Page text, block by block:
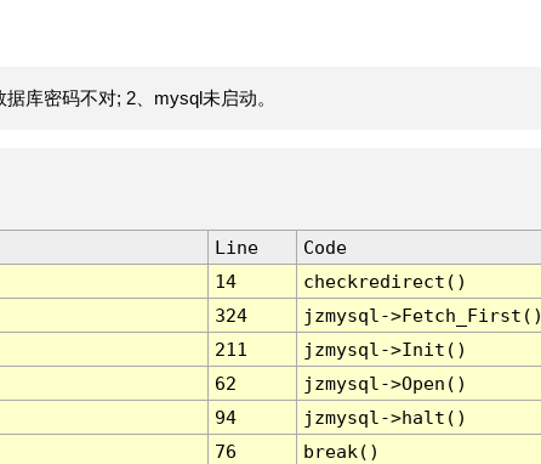
库密码不对; 2、mysql未启动。
Line
Code
14
checkredirect()
324
jzmysql-
211
jzmysql->Init()
62
jzmysql->Open()
94
jzmysql->halt()
76 break()